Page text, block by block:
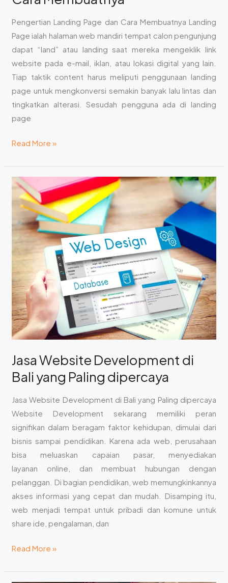
Pengertian Landing Page dan Cara Membuatnya Landing
Page ialah halaman web mandiri tempat calon pengunjung
dapat “land” atau landing saat mereka mengeklik link
website pada e-mail, iklan, atau lokasi digital yang lain.
Tiap taktik content harus meliputi penggunaan landing
page untuk mengkonversi semakin banyak lalu lintas dan
tingkatkan alterasi. Sesudah pengguna ada di landing
page
Read More »
Jasa Website Development di
Bali yang Paling dipercaya
Jasa Website Development di Bali yang Paling dipercaya
Website Development sekarang memiliki peran
signifikan dalam beragam faktor kehidupan, dimulai dari
bisnis sampai pendidikan. Karena ada web, perusahaan
bisa meluaskan capaian pasar, menyediakan
layanan online, dan membuat hubungan dengan
pelanggan. Di bagian pendidikan, web memungkinkannya
akses informasi yang cepat dan mudah. Disamping itu,
web menjadi tempat untuk pribadi dan komune untuk
share ide, pengalaman, dan
Jasa
Website
Development
di
Paling dipercaya
Read More »